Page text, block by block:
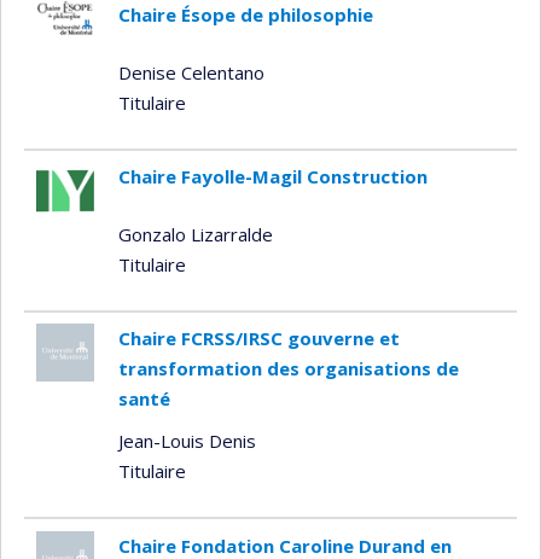
Chaire Ésope de philosophie
Denise Celentano
Titulaire
Chaire Fayolle-Magil Construction
Gonzalo Lizarralde
Titulaire
Chaire FCRSS/IRSC gouverne et
transformation des organisations de
santé
Jean-Louis Denis
Titulaire
Chaire Fondation Caroline Durand en